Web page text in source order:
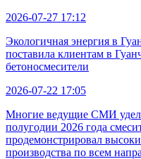
2026-07-27 17:12
Экологичная энергия в
поставила клиентам в
бетоносмесители
2026-07-22 17:05
Многие ведущие СМИ
полугодии 2026 года
продемонстрировал
производства по всем